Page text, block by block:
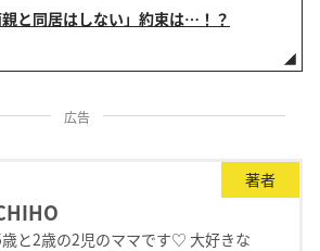
親と同居はしない」約束は…！？
広告
著者
と2歳の2児のママです♡ 大好きな